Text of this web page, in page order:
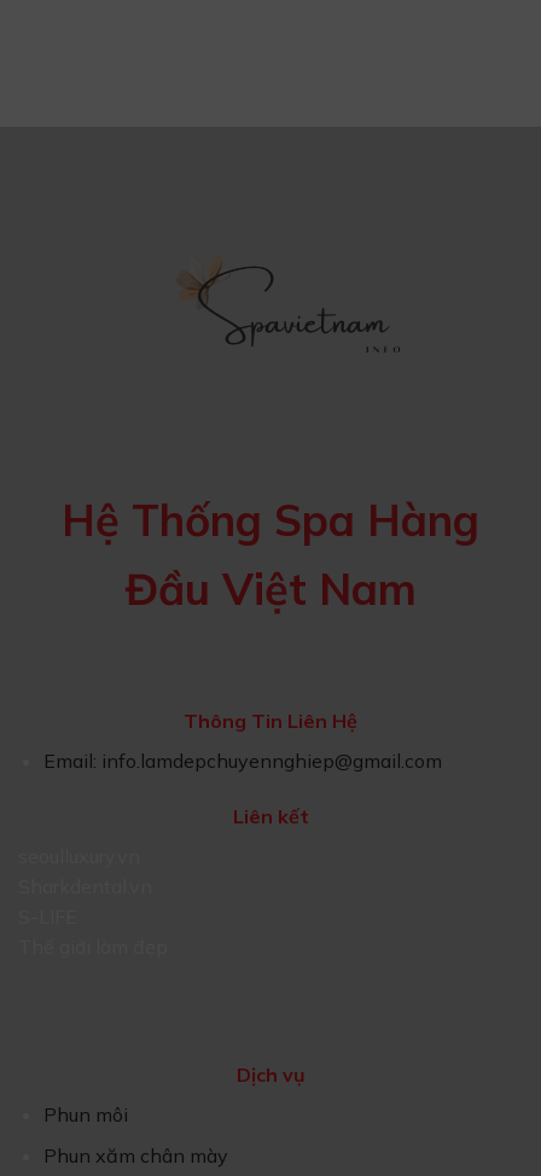
Hệ Thống Spa Hàng
Đầu Việt Nam
Thông Tin Liên Hệ
Email: info.lamdepchuyennghiep@gmail.com
Liên kết
Dịch vụ
Phun môi
Phun xăm chân mày